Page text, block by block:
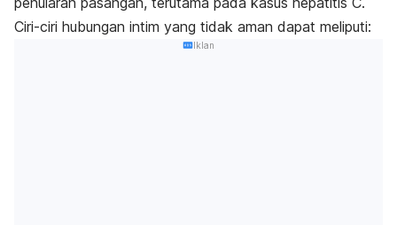
Ciri-ciri hubungan intim yang tidak aman dapat meliputi:
Iklan